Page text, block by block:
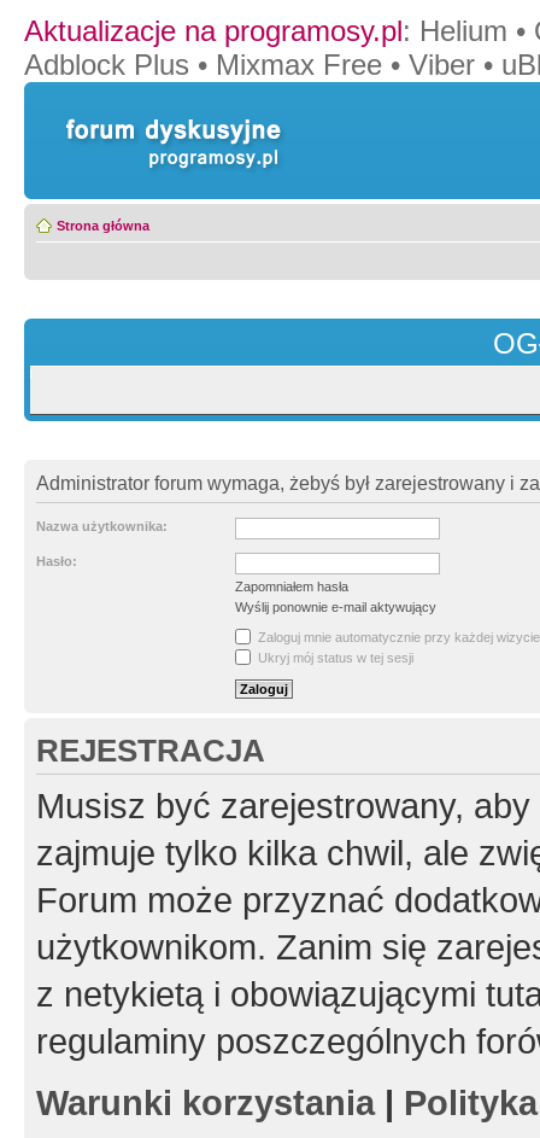
Aktualizacje na programosy.pl: Helium •
Adblock Plus • Mixmax Free • Viber •
Strona główna
Administrator forum wymaga, żebyś był zarejestrowany i
Nazwa użytkownika:
Hasło:
Zapomniałem hasła
Wyślij ponownie e-mail aktywujący
Zaloguj mnie automatycznie przy każdej wizycie
Ukryj mój status w tej sesji
REJESTRACJA
Musisz być zarejestrowany,
zajmuje tylko kilka chwil, ale
Forum może przyznać
użytkownikom. Zanim się
z netykietą i obowiązującymi
regulaminy poszczególnych
Warunki korzystania|